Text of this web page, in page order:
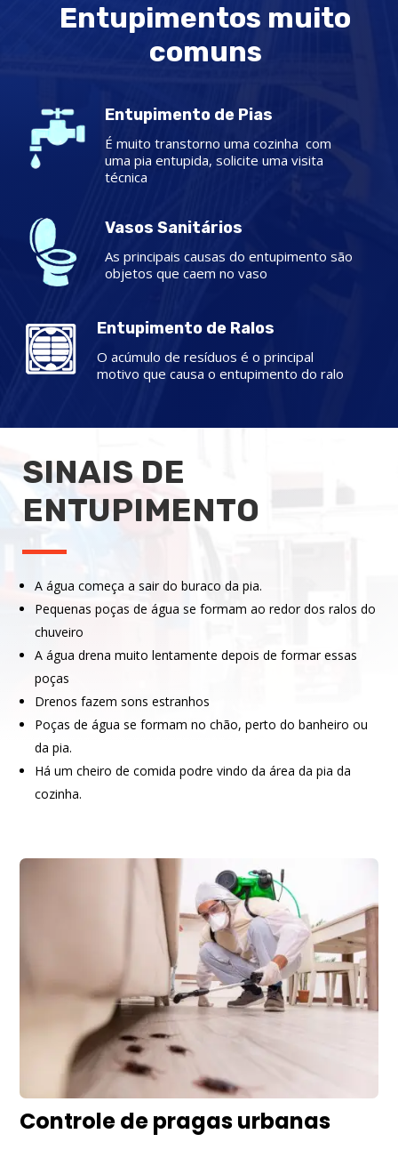
Entupimentos muito
comuns
Entupimento de Pias
É muito transtorno uma cozinha com
uma pia entupida, solicite uma visita
técnica
Vasos Sanitários
As principais causas do entupimento são
objetos que caem no vaso
Entupimento de Ralos
O acúmulo de resíduos é o principal
motivo que causa o entupimento do ralo
SINAIS DE
ENTUPIMENTO
A água começa a sair do buraco da pia.
Pequenas poças de água se formam ao redor dos ralos do
chuveiro
A água drena muito lentamente depois de formar essas
poças
Drenos fazem sons estranhos
Poças de água se formam no chão, perto do banheiro ou
da pia.
Há um cheiro de comida podre vindo da área da pia da
cozinha.
Controle de pragas urbanas